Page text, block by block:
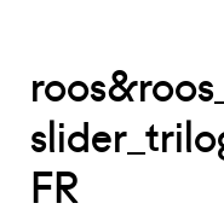
FR